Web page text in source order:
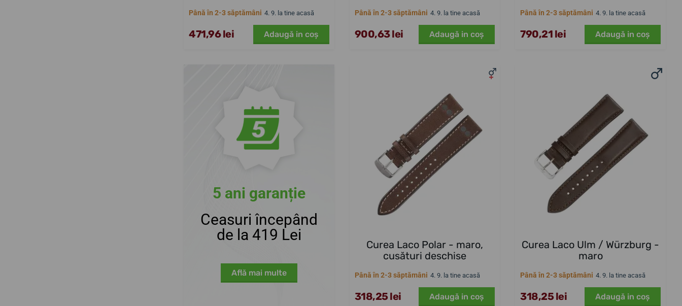
Până în 2-3 săptămâni 4. 9. la tine acasă
471,96 lei Adaugă in coş
Până în 2-3 săptămâni 4. 9. la tine acasă
900,63 lei Adaugă in coş
Până în 2-3 săptămâni 4. 9. la tine acasă
790,21 lei Adaugă in coş
5 ani garanție
Ceasuri începând
de la 419 Lei
Află mai multe
Curea Laco Polar - maro,
cusături deschise
Până în 2-3 săptămâni 4. 9. la tine acasă
318,25 lei Adaugă in coş
Curea Laco Ulm / Würzburg -
maro
Până în 2-3 săptămâni 4. 9. la tine acasă
318,25 lei Adaugă in coş